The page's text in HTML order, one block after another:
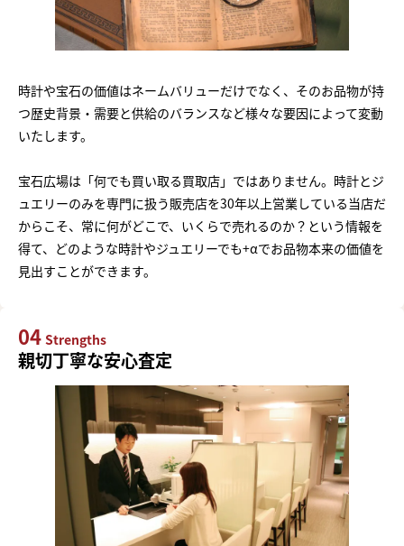
時計や宝石の価値はネームバリューだけでなく、そのお品物が持
つ歴史背景・需要と供給のバランスなど様々な要因によって変動
いたします。
宝石広場は「何でも買い取る買取店」ではありません。時計とジ
ュエリーのみを専門に扱う販売店を30年以上営業している当店だ
からこそ、常に何がどこで、いくらで売れるのか？という情報を
得て、どのような時計やジュエリーでも+αでお品物本来の価値を
見出すことができます。
04 Strengths
親切丁寧な安心査定